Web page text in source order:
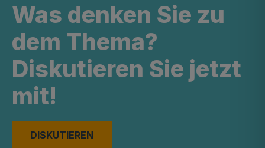
Was denken Sie zu
dem Thema?
Diskutieren Sie jetzt
mit!
DISKUTIEREN